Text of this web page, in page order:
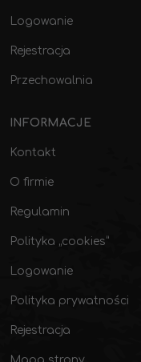
Logowanie
Rejestracja
Przechowalnia
INFORMACJE
Kontakt
O firmie
Regulamin
Polityka „cookies”
Logowanie
Polityka prywatności
Rejestracja